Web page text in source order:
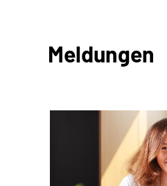
Meldungen